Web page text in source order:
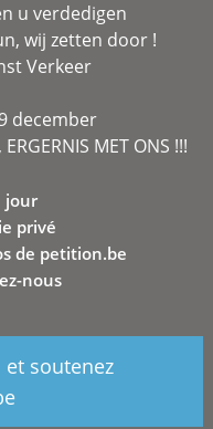
u verdedigen
wij zetten door !
Verkeer
december
MET ONS !!!
jour
privé
de petition.be
nous
soutenez